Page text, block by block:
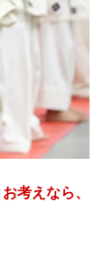
考えなら、